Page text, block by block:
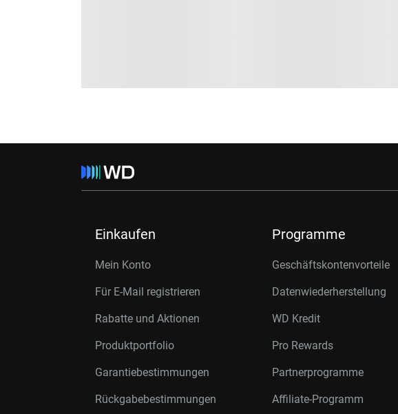
Einkaufen
Mein Konto
Für E-Mail registrieren
Rabatte und Aktionen
Produktportfolio
Garantiebestimmungen
Rückgabebestimmungen
Programme
Geschäftskontenvorteile
Datenwiederherstellung
WD Kredit
Pro Rewards
Partnerprogramme
Affiliate-Programm